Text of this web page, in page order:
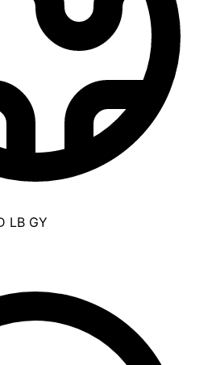
LB GY